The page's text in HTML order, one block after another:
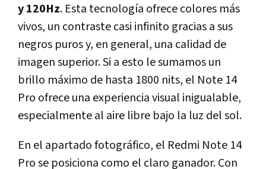
y 120Hz. Esta tecnología ofrece colores más
vivos, un contraste casi infinito gracias a sus
negros puros y, en general, una calidad de
imagen superior. Si a esto le sumamos un
brillo máximo de hasta 1800 nits, el Note 14
Pro ofrece una experiencia visual inigualable,
especialmente al aire libre bajo la luz del sol.
En el apartado fotográfico, el Redmi Note 14
Pro se posiciona como el claro ganador. Con